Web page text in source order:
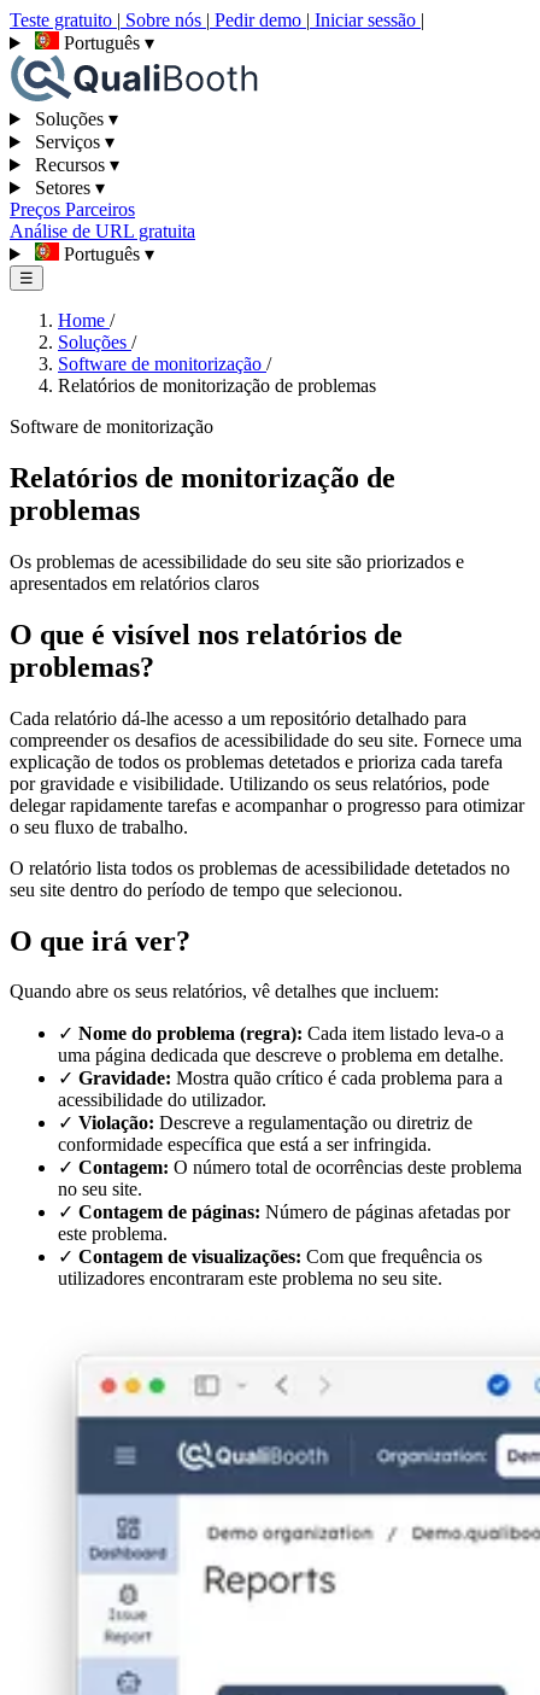
Teste gratuito | Sobre nós | Pedir demo | Iniciar sessão |
Português ▾
Soluções ▾
Serviços ▾
Recursos ▾
Setores ▾
Preços Parceiros
Análise de URL gratuita
Português ▾
☰
Home /
Soluções /
Software de monitorização /
Relatórios de monitorização de problemas
Software de monitorização
Relatórios de monitorização de
problemas
Os problemas de acessibilidade do seu site são priorizados e
apresentados em relatórios claros
O que é visível nos relatórios de
problemas?
Cada relatório dá-lhe acesso a um repositório detalhado para
compreender os desafios de acessibilidade do seu site. Fornece uma
explicação de todos os problemas detetados e prioriza cada tarefa
por gravidade e visibilidade. Utilizando os seus relatórios, pode
delegar rapidamente tarefas e acompanhar o progresso para otimizar
o seu fluxo de trabalho.
O relatório lista todos os problemas de acessibilidade detetados no
seu site dentro do período de tempo que selecionou.
O que irá ver?
Quando abre os seus relatórios, vê detalhes que incluem:
✓ Nome do problema (regra): Cada item listado leva-o a
uma página dedicada que descreve o problema em detalhe.
✓ Gravidade: Mostra quão crítico é cada problema para a
acessibilidade do utilizador.
✓ Violação: Descreve a regulamentação ou diretriz de
conformidade específica que está a ser infringida.
✓ Contagem: O número total de ocorrências deste problema
no seu site.
✓ Contagem de páginas: Número de páginas afetadas por
este problema.
✓ Contagem de visualizações: Com que frequência os
utilizadores encontraram este problema no seu site.